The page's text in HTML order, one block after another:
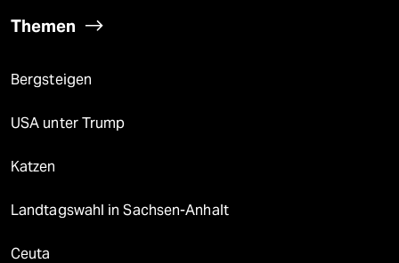
Themen
Bergsteigen
USA unter Trump
Katzen
Landtagswahl in Sachsen-Anhalt
Ceuta